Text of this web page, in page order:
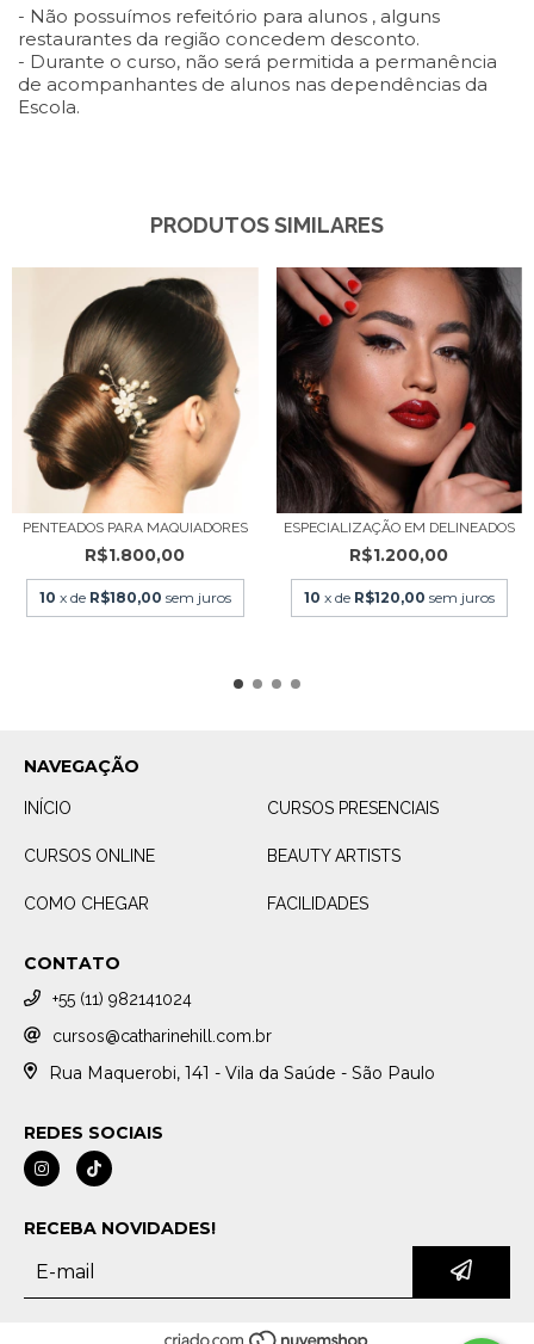
- Não possuímos refeitório para alunos , alguns
restaurantes da região concedem desconto.
- Durante o curso, não será permitida a permanência
de acompanhantes de alunos nas dependências da
Escola.
PRODUTOS SIMILARES
PENTEADOS PARA MAQUIADORES
R$1.800,00
10 x de R$180,00 sem juros
ESPECIALIZAÇÃO EM DELINEADOS
R$1.200,00
10 x de R$120,00 sem juros
NAVEGAÇÃO
INÍCIO CURSOS PRESENCIAIS
CURSOS ONLINE BEAUTY ARTISTS
COMO CHEGAR FACILIDADES
CONTATO
+55 (11) 982141024
cursos@catharinehill.com.br
Rua Maquerobi, 141 - Vila da Saúde - São Paulo
REDES SOCIAIS
RECEBA NOVIDADES!